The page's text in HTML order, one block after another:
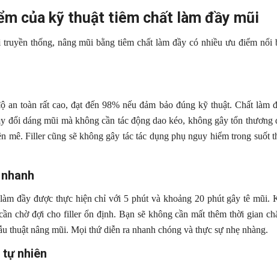
của kỹ thuật tiêm chất làm đầy mũi
thống, nâng mũi bằng tiêm chất làm đầy có nhiều ưu điểm nổi
an toàn rất cao, đạt đến 98% nếu đảm bảo đúng kỹ thuật. Chất làm
đổi dáng mũi mà không cần tác động dao kéo, không gây tổn thương
mê. Filler cũng sẽ không gây tác tác dụng phụ nguy hiểm trong suốt
đầy được thực hiện chỉ với 5 phút và khoảng 20 phút gây tê mũi.
chờ đợi cho filler ổn định. Bạn sẽ không cần mất thêm thời gian
thuật nâng mũi. Mọi thứ diễn ra nhanh chóng và thực sự nhẹ nhàng.
nhiên